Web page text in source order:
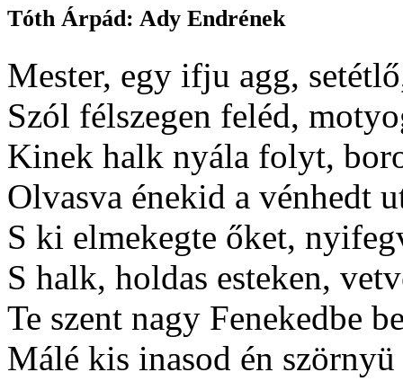
Tóth Árpád: Ady Endrének
Mester, egy ifju agg,
Szól félszegen feléd,
Kinek halk nyála folyt,
Olvasva énekid a vénhedt
S ki elmekegte őket,
S halk, holdas esteken,
Te szent nagy Fenekedbe
Málé kis inasod én